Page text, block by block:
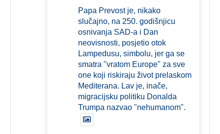
Papa Prevost je, nikako
slučajno, na 250. godišnjicu
osnivanja SAD-a i Dan
neovisnosti, posjetio otok
Lampedusu, simbolu, jer ga se
smatra "vratom Europe" za sve
one koji riskiraju život prelaskom
Mediterana. Lav je, inače,
migracijsku politiku Donalda
Trumpa nazvao "nehumanom".